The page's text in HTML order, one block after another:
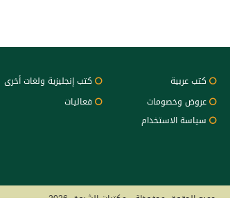
كتب عربية كتب إنجليزية ولغات أخرى
عروض وخصومات
فعاليات
سياسة الاستخدام
جميع الحقوق محفوظة - مكتبات الشروق 2026